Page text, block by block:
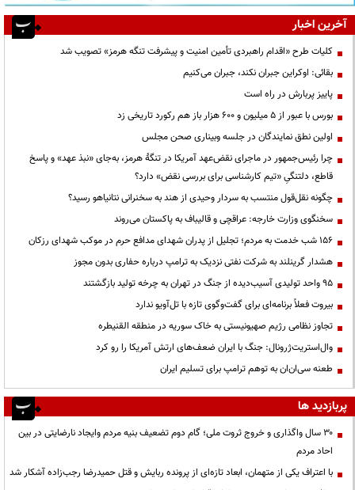
آخرین اخبار
کلیات طرح «اقدام راهبردی تأمین امنیت و پیشرفت تنگه هرمز» تصویب شد
بقائی: اوکراین جبران نکند، جبران می‌کنیم
پاییز پربارش در راه است
بورس با عبور از ۵ میلیون و ۶۰۰ هزار باز هم رکورد تاریخی زد
اولین نطق نمایندگان در جلسه وبیناری صحن مجلس
چرا رئیس‌جمهور در ماجرای نقض‌عهد آمریکا در تنگهٔ هرمز، به‌جای «نبذ عهد» و پاسخ
قاطع، دلتنگیِ «تیم کارشناسی برای بررسی نقض» دارد؟
چگونه نقل‌قول منتسب به سردار وحیدی از هند به سخنرانی نتانیاهو رسید؟
سخنگوی وزارت خارجه: عراقچی و قالیباف به پاکستان می‌روند
۱۵۶ شب خدمت به مردم؛ تجلیل از پدران شهدای مدافع حرم در موکب شهدای رزکان
هشدار گرینلند به شرکت نفتی نزدیک به ترامپ درباره حفاری بدون مجوز
95 واحد تولیدی آسیب‌دیده از جنگ در تهران به چرخه تولید بازگشتند
بیروت فعلاً برنامه‌ای برای گفت‌وگوی تازه با تل‌آویو ندارد
تجاوز نظامی رژیم صهیونیستی به خاک سوریه در منطقه القنیطره
وال‌استریت‌ژرونال: جنگ با ایران ضعف‌های ارتش آمریکا را رو کرد
طعنه سی‌ان‌ان به توهم ترامپ برای تسلیم ایران
پربازدید ها
۳۰ سال واگذاری و خروج ثروت ملی؛ گام دوم تضعیف بنیه مردم وایجاد نارضایتی در بین
احاد مردم
با اعتراف یکی از متهمان، ابعاد تازه‌ای از پرونده ربایش و قتل حمیدرضا رجب‌زاده آشکار شد